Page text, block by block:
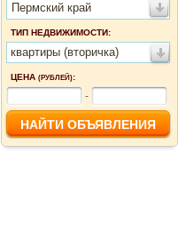
Пермский край
ТИП НЕДВИЖИМОСТИ:
квартиры (вторичка)
ЦЕНА (РУБЛЕЙ):
-